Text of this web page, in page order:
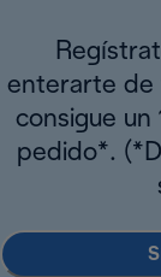
enterarte de
consigue
pedido*.